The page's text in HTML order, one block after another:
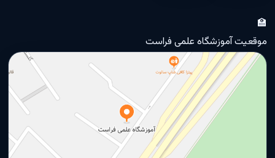
🏫
موقعیت آموزشگاه علمی فراست